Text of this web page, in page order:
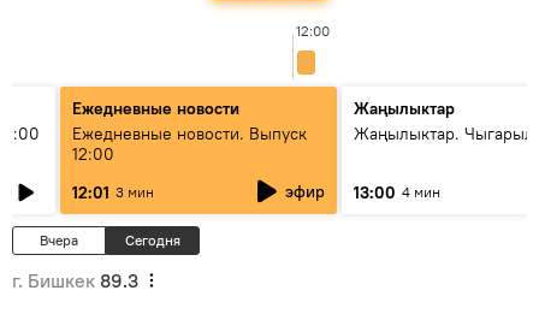
12:00
Ежедневные новости
Ежедневные новости. Выпуск
12:00
12:01 3 мин эфир
Жаңылыктар
Жаңылыктар.
13:00 4 мин
Вчера Сегодня
г. Бишкек 89.3